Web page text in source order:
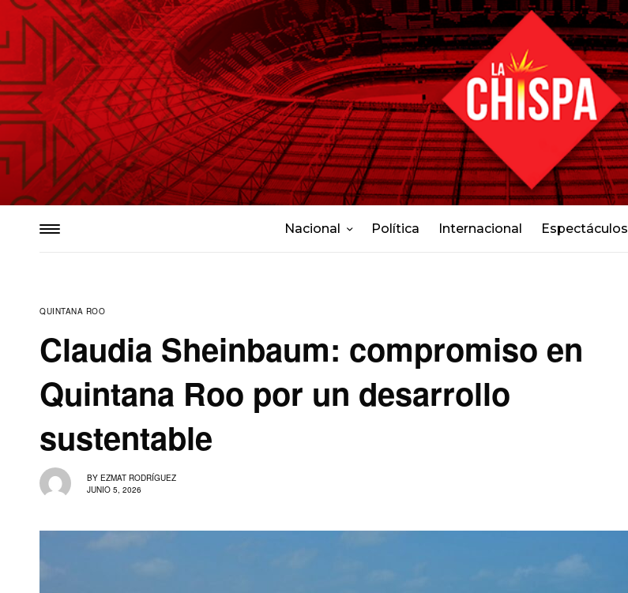
Nacional Política Internacional Espectáculos
QUINTANA ROO
Claudia Sheinbaum: compromiso en
Quintana Roo por un desarrollo
sustentable
BY EZMAT RODRÍGUEZ
JUNIO 5, 2026